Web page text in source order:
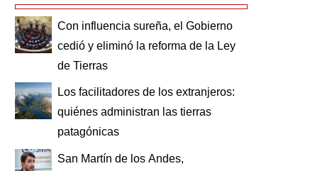
Con influencia sureña, el Gobierno
cedió y eliminó la reforma de la Ley
de Tierras
Los facilitadores de los extranjeros:
quiénes administran las tierras
patagónicas
San Martín de los Andes,